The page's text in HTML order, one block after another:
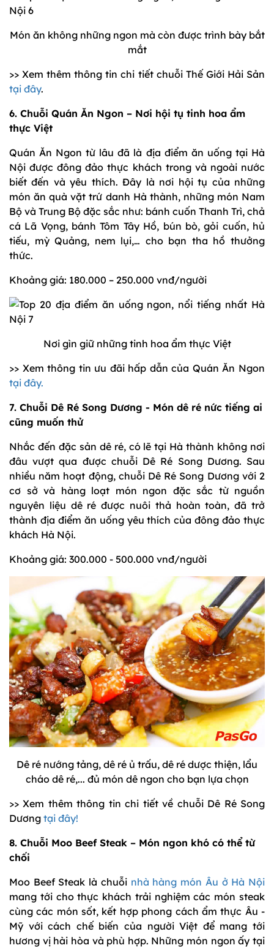
Món ăn không những ngon mà còn được trình bày bắt
mắt
>> Xem thêm thông tin chi tiết chuỗi Thế Giới Hải Sản
tại đây.
6. Chuỗi Quán Ăn Ngon – Nơi hội tụ tinh hoa ẩm
thực Việt
Quán Ăn Ngon từ lâu đã là địa điểm ăn uống tại Hà
Nội được đông đảo thực khách trong và ngoài nước
biết đến và yêu thích. Đây là nơi hội tụ của những
món ăn quà vặt trứ danh Hà thành, những món Nam
Bộ và Trung Bộ đặc sắc như: bánh cuốn Thanh Trì, chả
cá Lã Vọng, bánh Tôm Tây Hồ, bún bò, gỏi cuốn, hủ
tiếu, mỳ Quảng, nem lụi,… cho bạn tha hồ thưởng
thức.
Khoảng giá: 180.000 – 250.000 vnđ/người
Nơi gìn giữ những tinh hoa ẩm thực Việt
>> Xem thông tin ưu đãi hấp dẫn của Quán Ăn Ngon
tại đây.
7. Chuỗi Dê Ré Song Dương - Món dê ré nức tiếng ai
cũng muốn thử
Nhắc đến đặc sản dê ré, có lẽ tại Hà thành không nơi
đâu vượt qua được chuỗi Dê Ré Song Dương. Sau
nhiều năm hoạt động, chuỗi Dê Ré Song Dương với 2
cơ sở và hàng loạt món ngon đặc sắc từ nguồn
nguyên liệu dê ré được nuôi thả hoàn toàn, đã trở
thành địa điểm ăn uống yêu thích của đông đảo thực
khách Hà Nội.
Khoảng giá: 300.000 - 500.000 vnđ/người
Dê ré nướng tảng, dê ré ủ trấu, dê ré dược thiện, lẩu
cháo dê ré,... đủ món dê ngon cho bạn lựa chọn
>> Xem thêm thông tin chi tiết về chuỗi Dê Ré Song
Dương tại đây!
8. Chuỗi Moo Beef Steak – Món ngon khó có thể từ
chối
Moo Beef Steak là chuỗi nhà hàng món Âu ở Hà Nội
mang tới cho thực khách trải nghiệm các món steak
cùng các món sốt, kết hợp phong cách ẩm thực Âu -
Mỹ với cách chế biến của người Việt để mang tới
hương vị hài hòa và phù hợp. Những món ngon ấy tại